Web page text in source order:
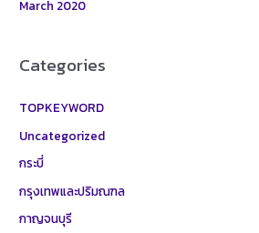
March 2020
Categories
TOPKEYWORD
Uncategorized
กระบี่
กรุงเทพและปริมณฑล
กาญจนบุรี